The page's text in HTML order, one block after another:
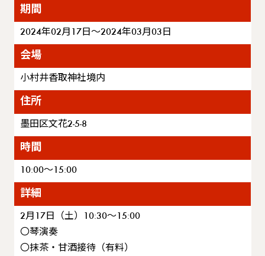
期間
2024年02月17日～2024年03月03日
会場
小村井香取神社境内
住所
墨田区文花2-5-8
時間
10:00～15:00
詳細
2月17日（土）10:30～15:00
〇琴演奏
〇抹茶・甘酒接待（有料）